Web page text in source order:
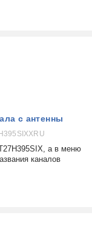
с антенны
а в меню
каналов